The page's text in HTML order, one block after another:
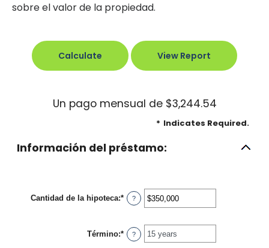
sobre el valor de la propiedad.
Un pago mensual de $3,244.54
* Indicates Required.
Información del préstamo:
Cantidad de la hipoteca:* Enter
an
between
$0
and
?
Término:* ?